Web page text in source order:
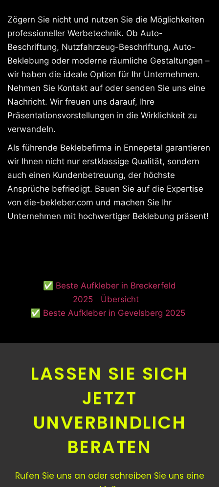
Zögern Sie nicht und nutzen Sie die Möglichkeiten
professioneller Werbetechnik. Ob Auto-
Beschriftung, Nutzfahrzeug-Beschriftung, Auto-
Beklebung oder moderne räumliche Gestaltungen –
wir haben die ideale Option für Ihr Unternehmen.
Nehmen Sie Kontakt auf oder senden Sie uns eine
Nachricht. Wir freuen uns darauf, Ihre
Präsentationsvorstellungen in die Wirklichkeit zu
verwandeln.
Als führende Beklebefirma in Ennepetal garantieren
wir Ihnen nicht nur erstklassige Qualität, sondern
auch einen Kundenbetreuung, der höchste
Ansprüche befriedigt. Bauen Sie auf die Expertise
von die-bekleber.com und machen Sie Ihr
Unternehmen mit hochwertiger Beklebung präsent!
✅ Beste Aufkleber in Breckerfeld
2025
Übersicht
✅ Beste Aufkleber in Gevelsberg 2025
LASSEN SIE SICH
JETZT
UNVERBINDLICH
BERATEN
Rufen Sie uns an oder schreiben Sie uns eine